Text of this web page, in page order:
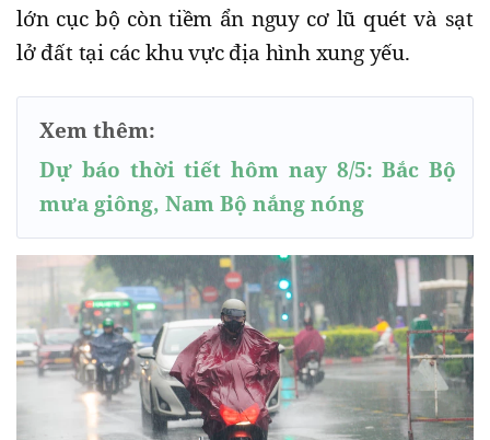
lớn cục bộ còn tiềm ẩn nguy cơ lũ quét và sạt
lở đất tại các khu vực địa hình xung yếu.
Xem thêm:
Dự báo thời tiết hôm nay 8/5: Bắc Bộ
mưa giông, Nam Bộ nắng nóng